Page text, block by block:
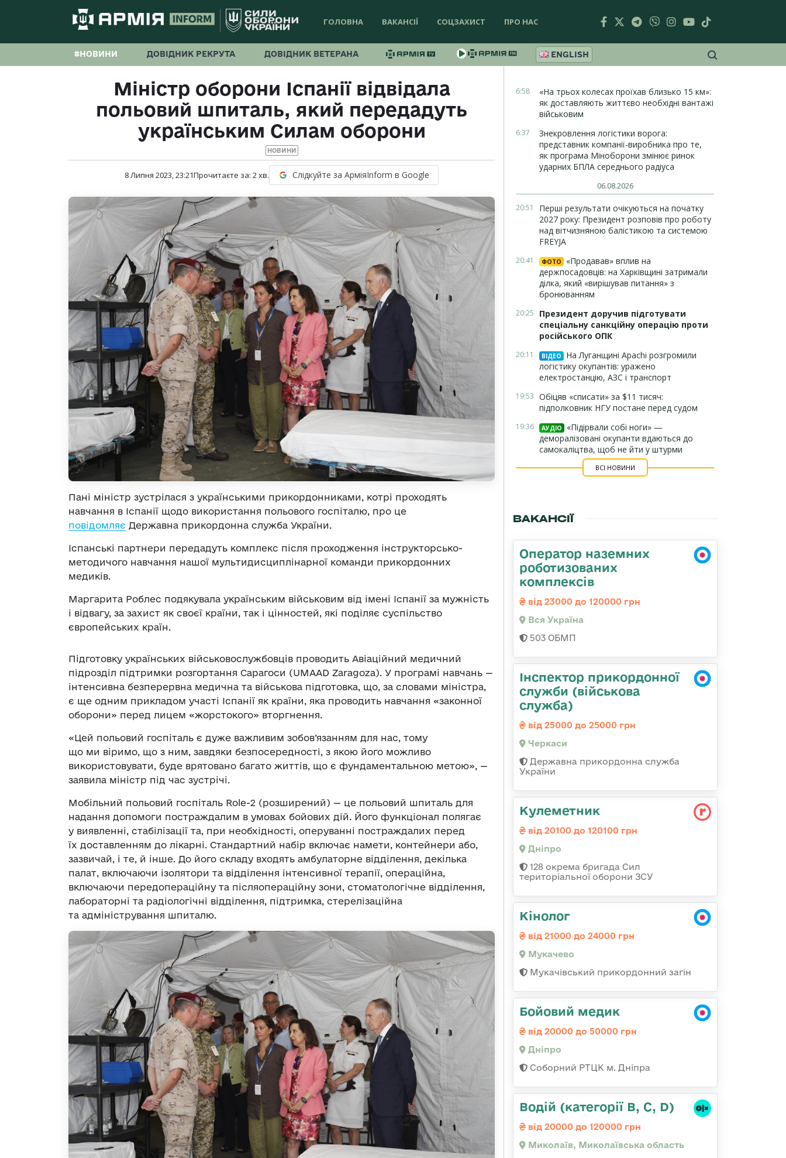
ГОЛОВНА ВАКАНСІЇ СОЦЗАХИСТ ПРО НАС
#НОВИНИ ДОВІДНИК РЕКРУТА ДОВІДНИК ВЕТЕРАНА ENGLISH
Міністр оборони Іспанії відвідала
польовий шпиталь, який передадуть
українським Силам оборони
НОВИНИ
8 Липня 2023, 23:21Прочитаєте за: 2хв. Слідкуйте за АрміяInform в Google
Пані міністр зустрілася з українськими прикордонниками, котрі проходять
навчання в Іспанії щодо використання польового госпіталю, про це
повідомляє Державна прикордонна служба України.
Іспанські партнери передадуть комплекс після проходження інструкторсько-
методичого навчання нашої мультидисциплінарної команди прикордонних
медиків.
Маргарита Роблес подякувала українським військовим від імені Іспанії за мужність
і відвагу, за захист як своєї країни, так і цінностей, які поділяє суспільство
європейських країн.
Підготовку українських військовослужбовців проводить Авіаційний медичний
підрозділ підтримки розгортання Сарагоси (UMAAD Zaragoza). У програмі навчань —
інтенсивна безперервна медична та військова підготовка, що, за словами міністра,
є ще одним прикладом участі Іспанії як країни, яка проводить навчання «законної
оборони» перед лицем «жорстокого» вторгнення.
«Цей польовий госпіталь є дуже важливим зобов’язанням для нас, тому
що ми віримо, що з ним, завдяки безпосередності, з якою його можливо
використовувати, буде врятовано багато життів, що є фундаментальною метою», —
заявила міністр під час зустрічі.
Мобільний польовий госпіталь Role-2 (розширений) — це польовий шпиталь для
надання допомоги постраждалим в умовах бойових дій. Його функціонал полягає
у виявленні, стабілізації та, при необхідності, оперуванні постраждалих перед
їх доставленням до лікарні. Стандартний набір включає намети, контейнери або,
зазвичай, і те, й інше. До його складу входять амбулаторне відділення, декілька
палат, включаючи ізолятори та відділення інтенсивної терапії, операційна,
включаючи передопераційну та післяопераційну зони, стоматологічне відділення,
лабораторні та радіологічні відділення, підтримка, стерелізаційна
та адміністрування шпиталю.
6:58
«На трьох колесах проїхав близько 15 км»:
як доставляють життєво необхідні вантажі
військовим
6:37
Знекровлення логістики ворога:
представник компанії-виробника про те,
як програма Міноборони змінює ринок
ударних БПЛА середнього радіуса
06.08.2026
20:51
Перші результати очікуються на початку
2027 року: Президент розповів про роботу
над вітчизняною балістикою та системою
FREYJA
20:41 ФОТО
«Продавав» вплив на
держпосадовців: на Харківщині затримали
ділка, який «вирішував питання» з
бронюванням
20:25
Президент доручив підготувати
спеціальну санкційну операцію проти
російського ОПК
20:11 ВІДЕО
На Луганщині Apachi розгромили
логістику окупантів: уражено
електростанцію, АЗС і транспорт
19:53 Обіцяв «списати» за $11 тисяч:
підполковник НГУ постане перед судом
19:36 АУДІО
«Підірвали собі ноги» —
деморалізовані окупанти вдаються до
самокаліцтва, щоб не йти у штурми
ВСІ НОВИНИ
ВАКАНСІЇ
Оператор наземних
роботизованих
комплексів
від 23000 до 120000 грн
Вся Україна
503 ОБМП
Інспектор прикордонної
служби (військова
служба)
від 25000 до 25000 грн
Черкаси
Державна прикордонна служба
України
Кулеметник
від 20100 до 120100 грн
Дніпро
128 окрема бригада Сил
територіальної оборони ЗСУ
Кінолог
від 21000 до 24000 грн
Мукачево
Мукачівський прикордонний загін
Бойовий медик
від 20000 до 50000 грн
Дніпро
Соборний РТЦК м. Дніпра
Водій (категорії B, C, D)
від 20000 до 120000 грн
Миколаїв, Миколаївська область